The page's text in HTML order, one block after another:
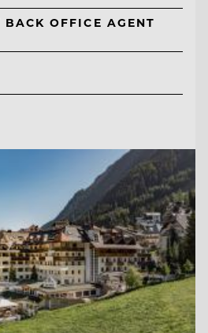
BACK OFFICE AGENT